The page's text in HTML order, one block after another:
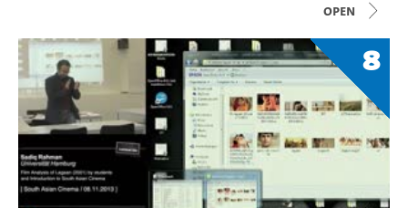
open
8